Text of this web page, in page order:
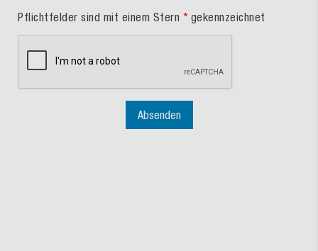
Pflichtfelder sind mit einem Stern * gekennzeichnet
Absenden